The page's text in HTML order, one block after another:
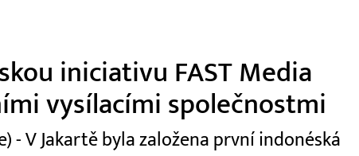
iniciativu FAST Media
vysílacími společnostmi
- V Jakartě byla založena první indonéská